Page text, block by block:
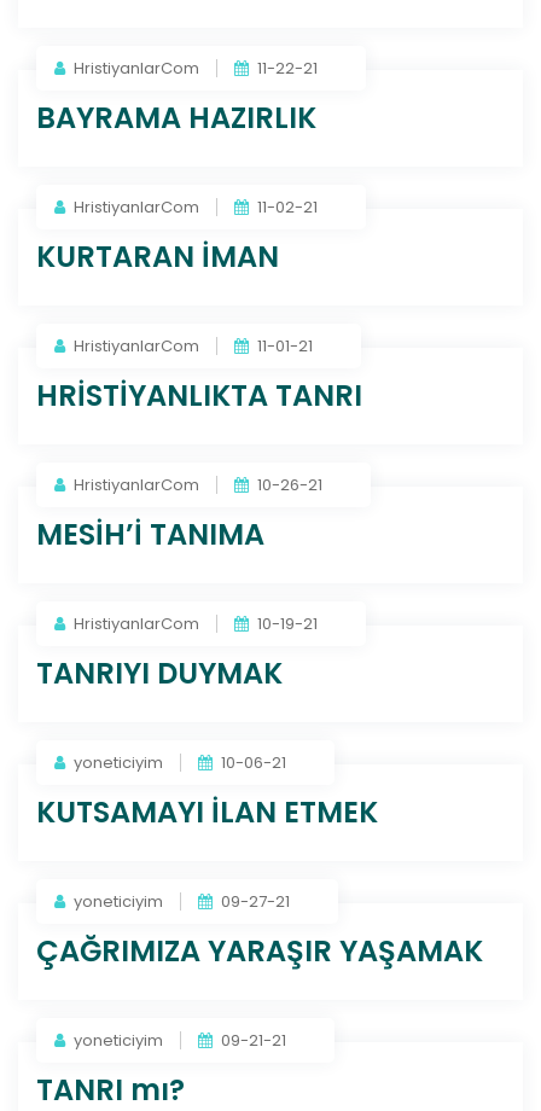
HristiyanlarCom 11-22-21
BAYRAMA HAZIRLIK
HristiyanlarCom 11-02-21
KURTARAN İMAN
HristiyanlarCom 11-01-21
HRİSTİYANLIKTA TANRI
HristiyanlarCom 10-26-21
MESİH’İ TANIMA
HristiyanlarCom 10-19-21
TANRIYI DUYMAK
yoneticiyim 10-06-21
KUTSAMAYI İLAN ETMEK
yoneticiyim 09-27-21
ÇAĞRIMIZA YARAŞIR YAŞAMAK
yoneticiyim 09-21-21
TANRI mı?